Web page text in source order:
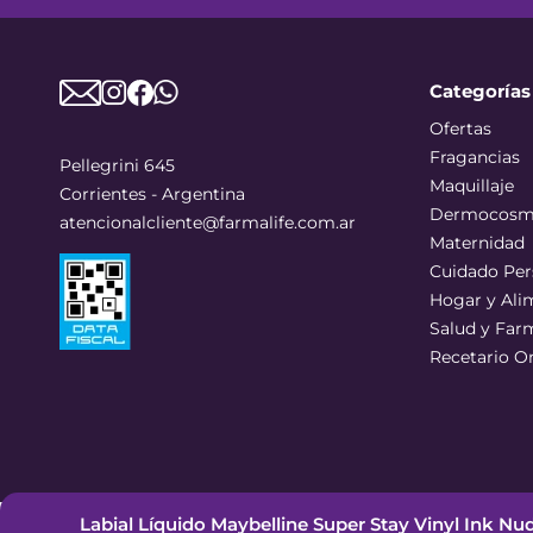
Labial Líquido Maybelline Super Stay Vinyl Ink
Pellegrini 645
Corrientes - Argentina
atencionalcliente@farmalife.com.ar
Categorías
Ofertas
Fragancias
Maquillaje
Maternidad
Cuidado
Hogar y
Salud y
Recetario